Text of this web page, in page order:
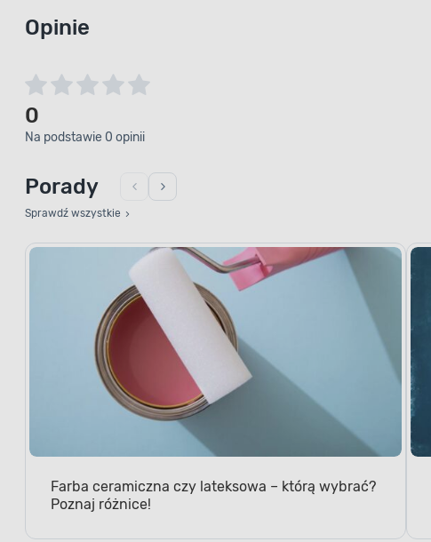
Opinie
0
Na podstawie 0 opinii
Porady
Sprawdź wszystkie
Farba ceramiczna czy lateksowa – którą wybrać?
Poznaj różnice!